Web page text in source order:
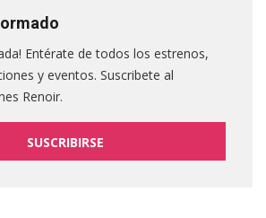
Entérate de todos los estrenos,
y eventos. Suscribete al
Renoir.
SUSCRIBIRSE